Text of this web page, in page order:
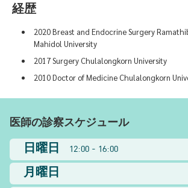
経歴
2020 Breast and Endocrine Surgery
Mahidol University
2017 Surgery Chulalongkorn University
2010 Doctor of Medicine Chulalongkorn
医師の診察スケジュール
日曜日
12:00 - 16:00
月曜日